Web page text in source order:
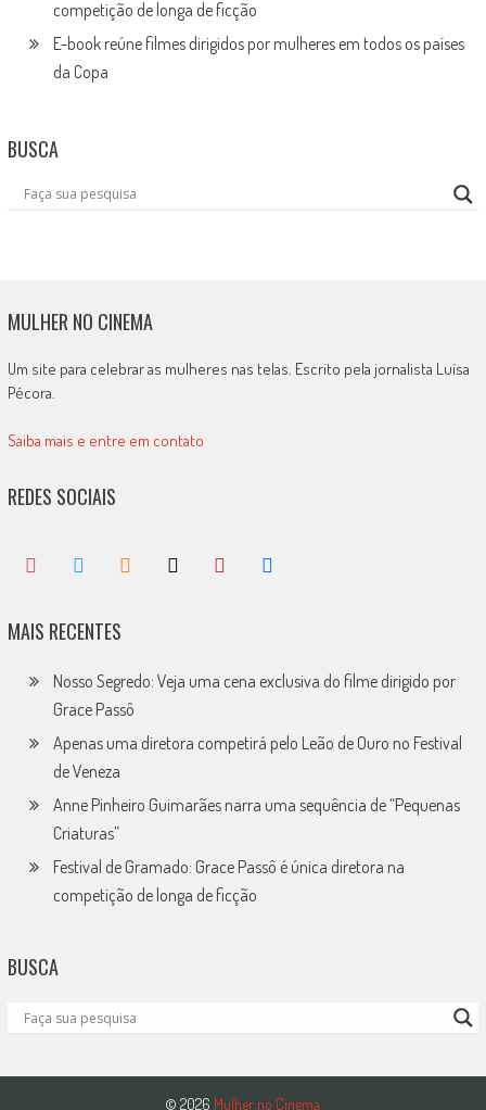
competição de longa de ficção
E-book reúne filmes dirigidos por mulheres em todos os países
da Copa
BUSCA
MULHER NO CINEMA
Um site para celebrar as mulheres nas telas. Escrito pela jornalista Luísa
Pécora.
Saiba mais e entre em contato
REDES SOCIAIS
MAIS RECENTES
Nosso Segredo: Veja uma cena exclusiva do filme dirigido por
Grace Passô
Apenas uma diretora competirá pelo Leão de Ouro no Festival
de Veneza
Anne Pinheiro Guimarães narra uma sequência de “Pequenas
Criaturas”
Festival de Gramado: Grace Passô é única diretora na
competição de longa de ficção
BUSCA
© 2026 Mulher no Cinema